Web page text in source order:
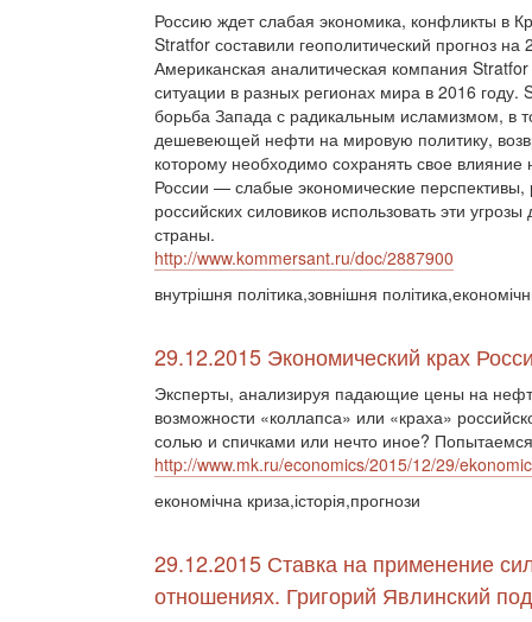
Россию ждет слабая экономика, конфликты в
Stratfor составили геополитический прогноз
Американская аналитическая компания
ситуации в разных регионах мира в 2016
борьба Запада с радикальным исламизмом, в
дешевеющей нефти на мировую политику,
которому необходимо сохранять свое
России — слабые экономические
российских силовиков использовать эти
страны.
http://www.kommersant.ru/doc/2887900
внутрішня політика,зовнішня
29.12.2015 Экономический крах
Эксперты, анализируя падающие цены на
возможности «коллапса» или «краха»
солью и спичками или нечто иное?
http://www.mk.ru/economics/2015/12/29/
економічна криза,історія,прогнози
29.12.2015 Ставка на применение
отношениях. Григорий Явлинский